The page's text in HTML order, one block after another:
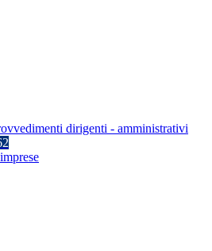
dirigenti - amministrativi